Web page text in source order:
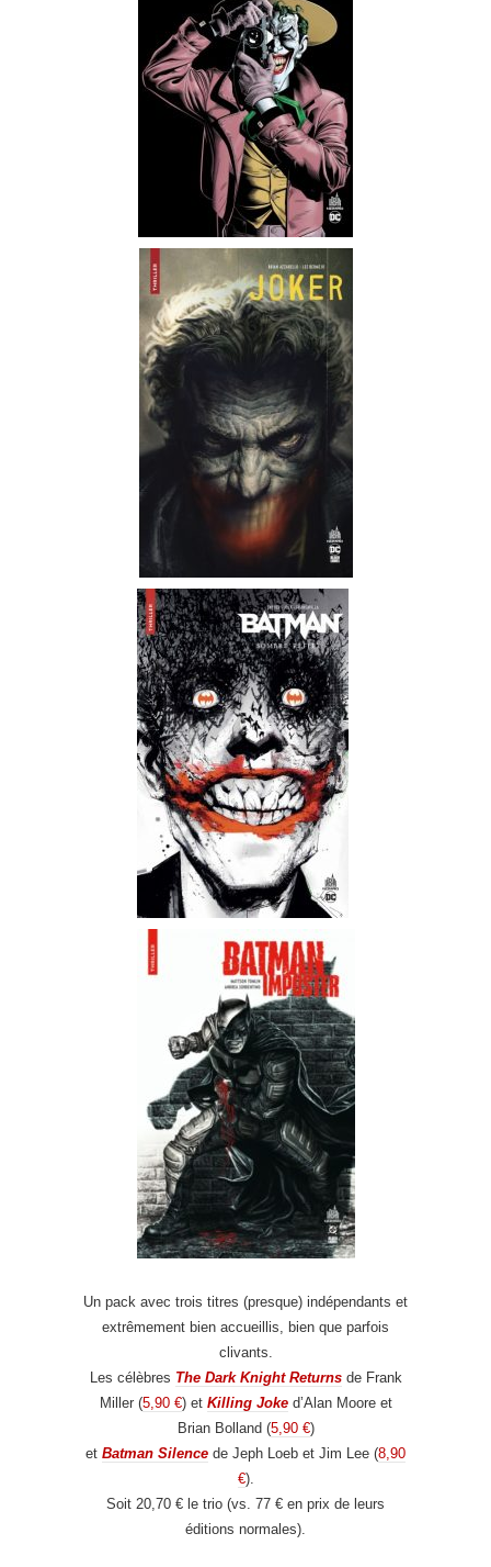
Un pack avec trois titres (presque) indépendants et
extrêmement bien accueillis, bien que parfois
clivants.
Les célèbres The Dark Knight Returnsde Frank
Miller (5,90 €) et Killing Joked’Alan Moore et
Brian Bolland (5,90 €)
et Batman Silence de Jeph Loeb et Jim Lee (8,90
€).
Soit 20,70 € le trio (vs. 77 € en prix de leurs
éditions normales).